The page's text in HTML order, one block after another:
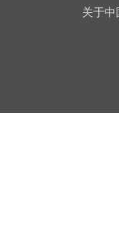
关于中